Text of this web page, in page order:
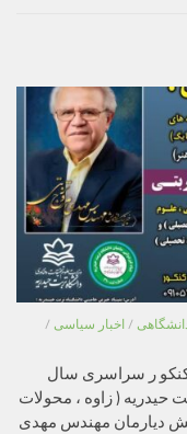
دانشگاهی / اخبار سیاسی /
ر سراسری سال
حیدریه ( زاوه ، محولات
دیارمان مهندس مهدی